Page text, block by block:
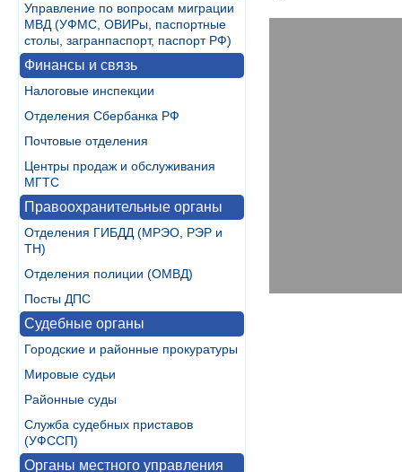
Управление по вопросам миграции
МВД (УФМС, ОВИРы, паспортные
столы, загранпаспорт, паспорт РФ)
Финансы и связь
Налоговые инспекции
Отделения Сбербанка РФ
Почтовые отделения
Центры продаж и обслуживания
МГТС
Правоохранительные органы
Отделения ГИБДД (МРЭО, РЭР и
ТН)
Отделения полиции (ОМВД)
Посты ДПС
Судебные органы
Городские и районные прокуратуры
Мировые судьи
Районные суды
Служба судебных приставов
(УФССП)
Органы местного управления